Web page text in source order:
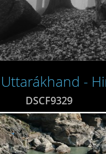
-
DSCF9329